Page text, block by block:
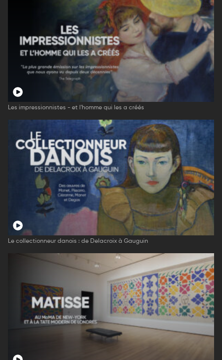
Les impressionnistes - et l'homme qui les a créés
Le collectionneur danois : de Delacroix à Gauguin